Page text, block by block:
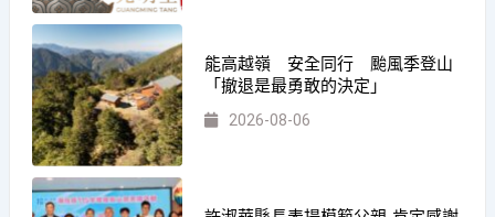
能高越嶺 安全同行 颱風季登山
「撤退是最勇敢的決定」
2026-08-06